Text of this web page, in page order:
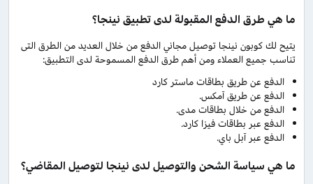
ما هي طرق الدفع المقبولة لدى تطبيق نينجا؟
يتيح لك كوبون نينجا توصيل مجاني الدفع من خلال العديد من الطرق التى
تناسب جميع العملاء ومن أهم طرق الدفع المسموحة لدى التطبيق:
الدفع عن طريق بطاقات ماستر كارد
الدفع عن طريق آمكس.
الدفع من خلال بطاقات مدى.
الدفع عبر بطاقات فيزا كارد.
الدفع عبر آبل باي.
ما هي سياسة الشحن والتوصيل لدى نينجا لتوصيل المقاضي؟